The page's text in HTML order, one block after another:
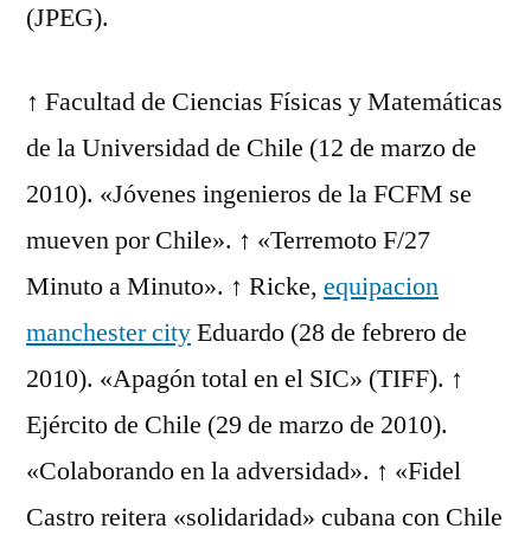
(JPEG).
↑ Facultad de Ciencias Físicas y Matemáticas
de la Universidad de Chile (12 de marzo de
2010). «Jóvenes ingenieros de la FCFM se
mueven por Chile». ↑ «Terremoto F/27
Minuto a Minuto». ↑ Ricke, equipacion
manchester cityEduardo (28 de febrero de
2010). «Apagón total en el SIC» (TIFF). ↑
Ejército de Chile (29 de marzo de 2010).
«Colaborando en la adversidad». ↑ «Fidel
Castro reitera «solidaridad» cubana con Chile